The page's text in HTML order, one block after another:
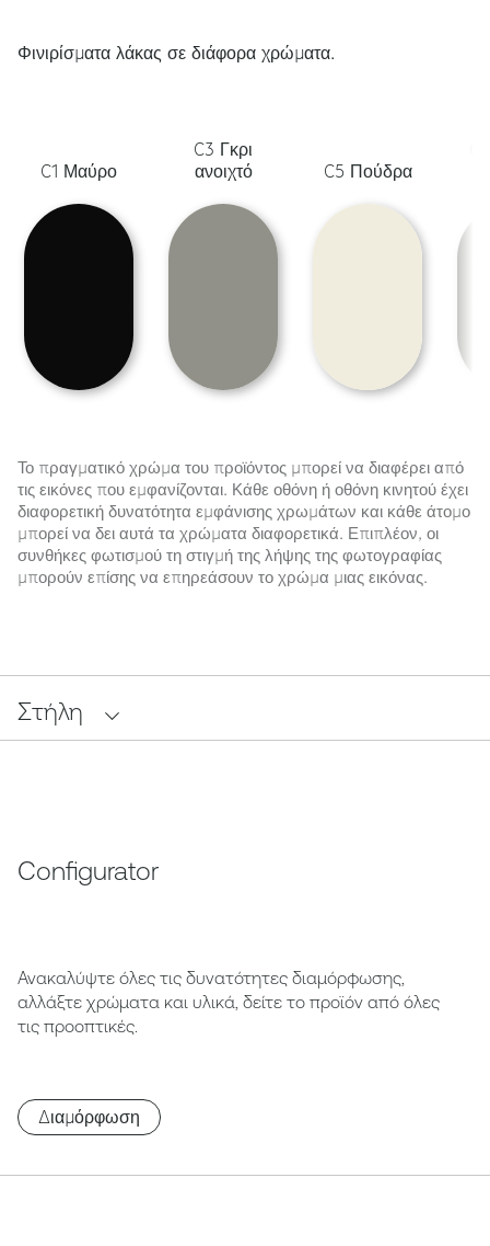
Φινιρίσματα λάκας σε διάφορα χρώματα.
C1 Μαύρο
C3 Γκρι
ανοιχτό
C5 Πούδρα
Το πραγματικό χρώμα του προϊόντος μπορεί να διαφέρει από
τις εικόνες που εμφανίζονται. Κάθε οθόνη ή οθόνη κινητού έχει
διαφορετική δυνατότητα εμφάνισης χρωμάτων και κάθε άτομο
μπορεί να δει αυτά τα χρώματα διαφορετικά. Επιπλέον, οι
συνθήκες φωτισμού τη στιγμή της λήψης της φωτογραφίας
μπορούν επίσης να επηρεάσουν το χρώμα μιας εικόνας.
Στήλη
Configurator
Ανακαλύψτε όλες τις δυνατότητες διαμόρφωσης,
αλλάξτε χρώματα και υλικά, δείτε το προϊόν από όλες
τις προοπτικές.
Διαμόρφωση